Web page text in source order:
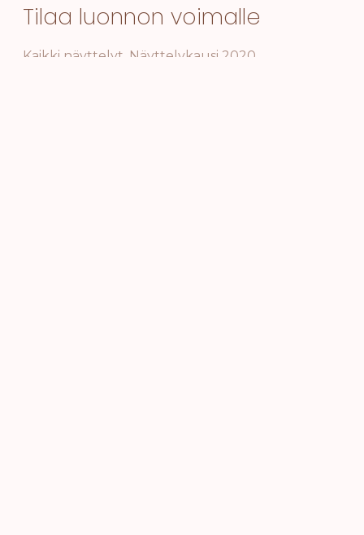
Tilaa luonnon voimalle
Kaikki näyttelyt Näyttelykausi 2020